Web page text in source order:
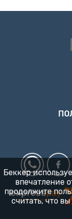
Беккер
впечатление
продолжите
считать, что